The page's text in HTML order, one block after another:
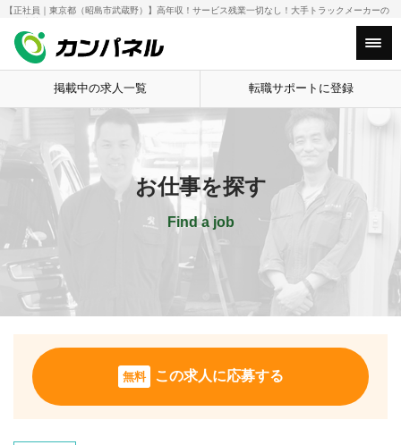
【正社員｜東京都（昭島市武蔵野）】高年収！サービス残業一切なし！大手トラックメーカーの
掲載中の求人一覧 転職サポートに登録
HOME お仕事を探す 【正社員｜東京
お仕事を探す
Find a job
無料 この求人に応募する